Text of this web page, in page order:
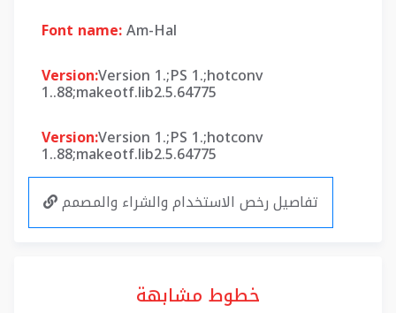
Font name:Am-Hal
Version:Version 1.;PS 1.;hotconv
1..88;makeotf.lib2.5.64775
Version:Version 1.;PS 1.;hotconv
1..88;makeotf.lib2.5.64775
تفاصيل رخص الاستخدام والشراء والمصمم
خطوط مشابهة